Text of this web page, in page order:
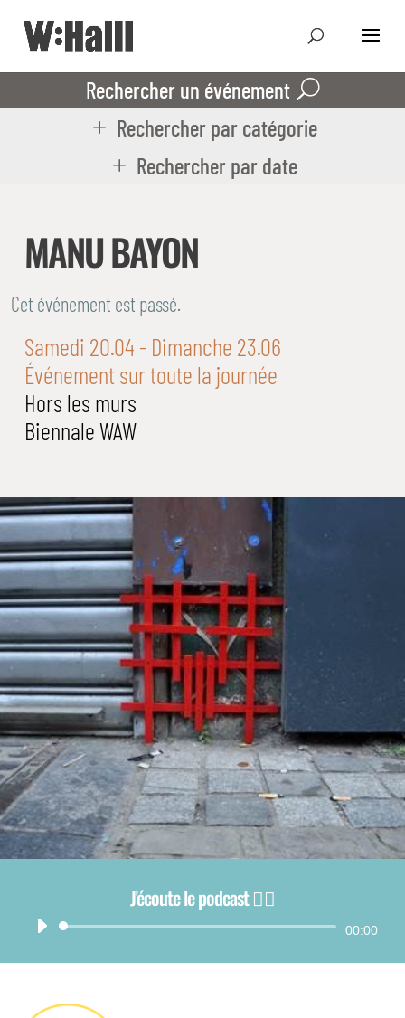
Rechercher un événement
Rechercher par catégorie
Rechercher par date
MANU BAYON
Cet événement est passé.
Samedi 20.04 - Dimanche 23.06
Événement sur toute la journée
Hors les murs
Biennale WAW
J'écoute le podcast 👂🏻
Lecteur
00:00